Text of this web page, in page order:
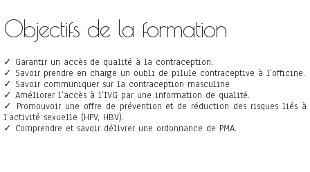
Objectifs de la formation
✓ Garantir un accès de qualité à la contraception.
✓ Savoir prendre en charge un oubli de pilule contraceptive à l’officine.
✓ Savoir communiquer sur la contraception masculine
✓ Améliorer l’accès à l’IVG par une information de qualité.
✓ Promouvoir une offre de prévention et de réduction des risques liés à
l’activité sexuelle (HPV, HBV).
✓ Comprendre et savoir délivrer une ordonnance de PMA.